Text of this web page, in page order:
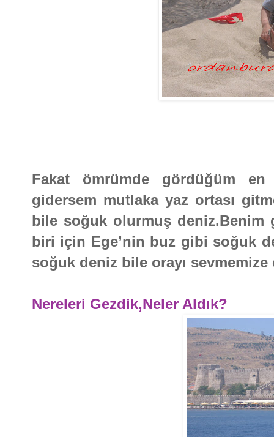
Fakat ömrümde gördüğüm
gidersem mutlaka yaz ortası
bile soğuk olurmuş deniz.Benim
biri için Ege’nin buz gibi soğuk
soğuk deniz bile orayı sevmemize
Nereleri Gezdik,Neler Aldık?